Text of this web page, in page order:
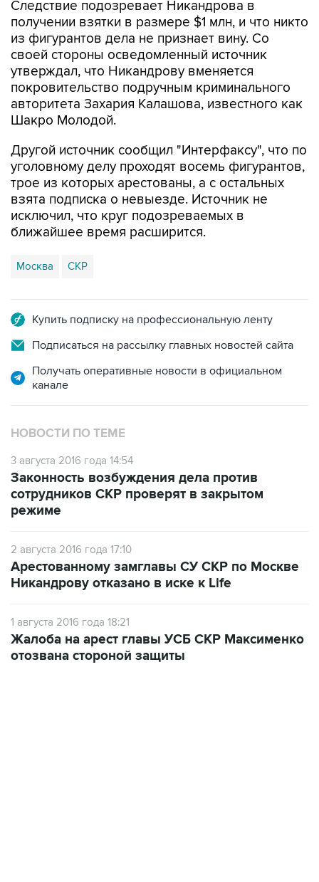
из фигурантов дела не признает вину. Со
своей стороны осведомленный источник
утверждал, что Никандрову вменяется
покровительство подручным криминального
авторитета Захария Калашова, известного как
Шакро Молодой.
Другой источник сообщил "Интерфаксу", что по
трое из которых арестованы, а с остальных
взята подписка о невыезде. Источник не
исключил, что круг подозреваемых в
ближайшее время расширится.
Москва СКР
Подписаться на рассылку главных новостей сайта
Получать оперативные новости в официальном
НОВОСТИ ПО ТЕМЕ
3 августа 2016 года 14:54
сотрудников СКР проверят в закрытом
режиме
2 августа 2016 года 17:10
Никандрову отказано в иске к Life
1 августа 2016 года 18:21
отозвана стороной защиты